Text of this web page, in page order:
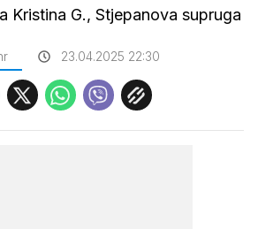
Kristina G., Stjepanova supruga
23.04.2025 22:30